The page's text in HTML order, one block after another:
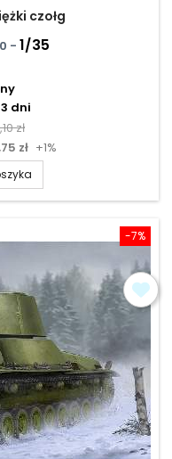
czołg
- 1/35
3 dni
zł
zł +1%
-7%